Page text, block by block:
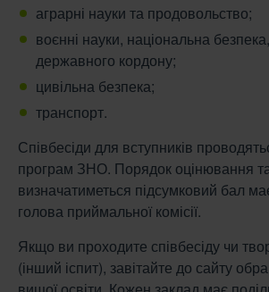
аграрні науки та продовольство;
воєнні науки, національна
державного кордону;
цивільна безпека;
транспорт.
Співбесіди для вступників
програм ЗНО. Порядок оцінювання
визначатиметься підсумковий бал
голова приймальної комісії.
Якщо ви проходите співбесіду чи
(інший іспит), завітайте до сайту